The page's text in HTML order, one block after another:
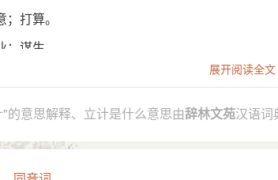
打算。
谋生。
释
谋。
周 庾信 《周柱国大将军长孙俭神道碑》：“太祖
打算。
展开阅读全
的意思解释、立计是什么意思由辞林文苑汉语词